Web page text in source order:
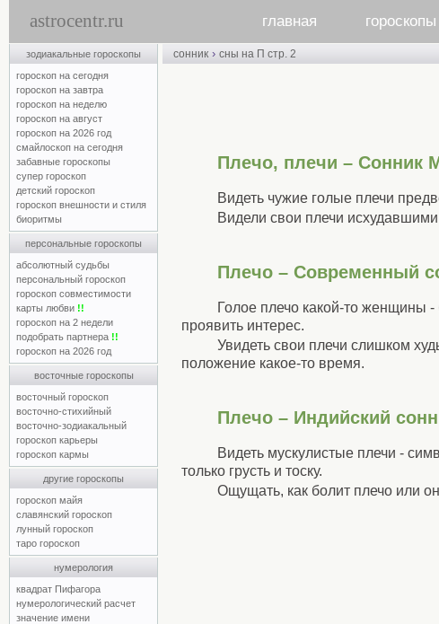
astrocentr.ru главная гороскопы
зодиакальные гороскопы
гороскоп на сегодня
гороскоп на завтра
гороскоп на неделю
гороскоп на август
гороскоп на 2026 год
смайлоскоп на сегодня
забавные гороскопы
супер гороскоп
детский гороскоп
гороскоп внешности и стиля
биоритмы
персональные гороскопы
абсолютный судьбы
персональный гороскоп
гороскоп совместимости
карты любви !!
гороскоп на 2 недели
подобрать партнера !!
гороскоп на 2026 год
восточные гороскопы
восточный гороскоп
восточно-стихийный
восточно-зодиакальный
гороскоп карьеры
гороскоп кармы
другие гороскопы
гороскоп майя
славянский гороскоп
лунный гороскоп
таро гороскоп
нумерология
квадрат Пифагора
нумерологический расчет
значение имени
сонник › сны на П стр. 2
Плечо, плечи – Сонник
Видеть чужие голые плечи
Видели свои плечи
Плечо – Современный
Голое плечо какой-то женщины
проявить интерес.
Увидеть свои плечи слишком
положение какое-то время.
Плечо – Индийский
Видеть мускулистые плечи -
только грусть и тоску.
Ощущать, как болит плечо или